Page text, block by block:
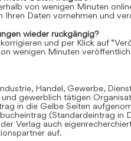
von wenigen Minuten
Ihren Daten vornehmen und
wieder rückgängig?
und per Klick auf
wenigen Minuten
Handel, Gewerbe,
gewerblich tätigen
in die Gelbe Seiten
(Standardeintrag in
Verlag auch
auf.